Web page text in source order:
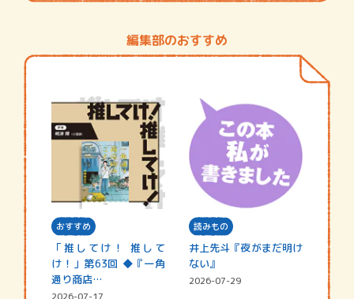
編集部のおすすめ
おすすめ
「推してけ！ 推して
け！」第63回 ◆『一角
通り商店…
読みもの
井上先斗『夜がまだ明け
ない』
2026-07-29